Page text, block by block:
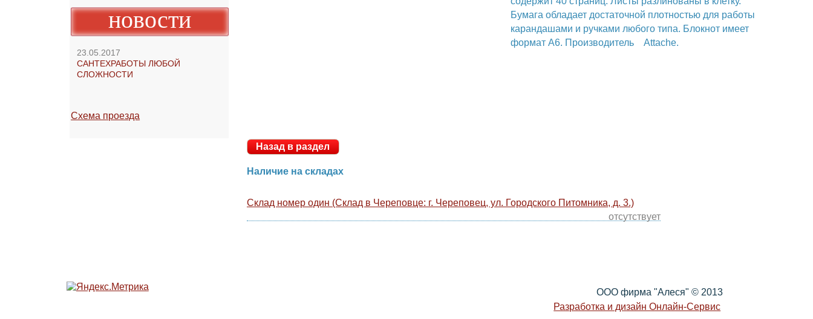
новости
23.05.2017
горизонтальному краю металлической спиралью,
содержит 40 страниц. Листы разлинованы в клетку.
Бумага обладает достаточной плотностью для работы
карандашами и ручками любого типа. Блокнот имеет
Назад в раздел
Наличие на складах